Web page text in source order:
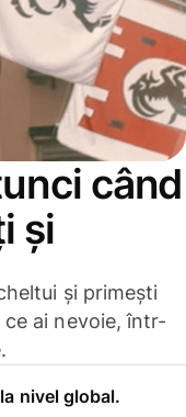
când
și
și primești
ai nevoie, într-
nivel global.